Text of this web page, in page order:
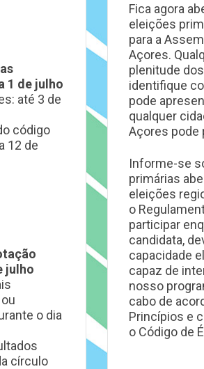
1 de julho
até 3 de
código
12 de
julho
o dia
círculo
Fica agora
eleições
para a
Açores.
plenitude
identifique
pode
qualquer
Açores pode
Informe-se
primárias
eleições
o
participar
candidata,
capacidade
capaz de
nosso
cabo de
Princípios e
o Código de